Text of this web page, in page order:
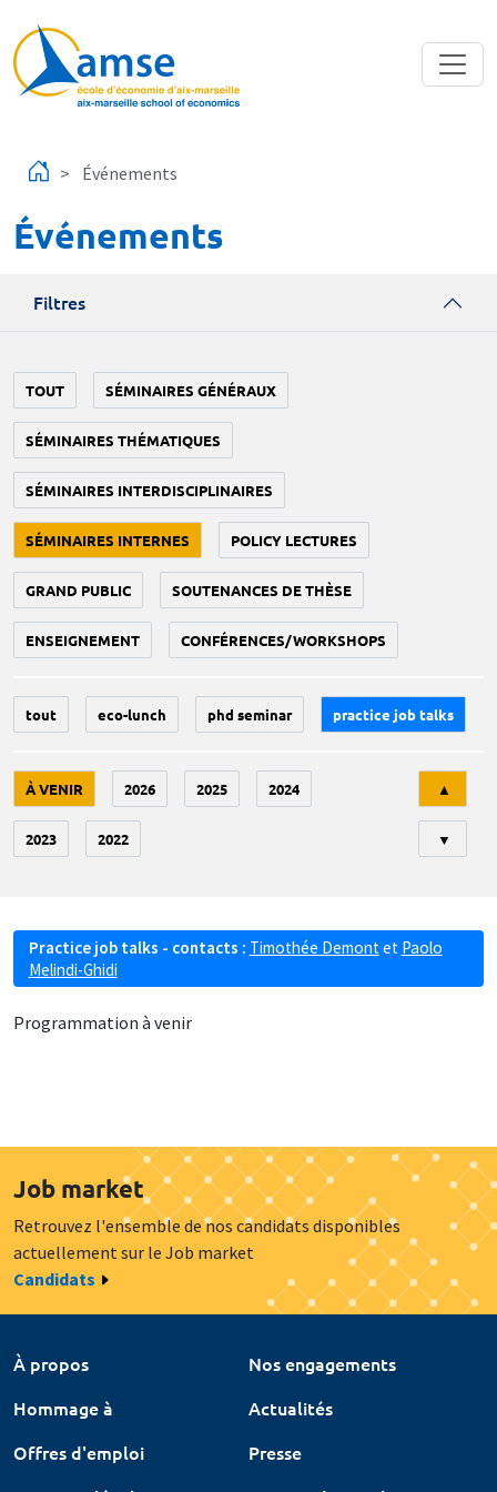
Événements
Événements
Filtres
TOUT SÉMINAIRES GÉNÉRAUX
SÉMINAIRES THÉMATIQUES
SÉMINAIRES INTERDISCIPLINAIRES
SÉMINAIRES INTERNES POLICY LECTURES
GRAND PUBLIC SOUTENANCES DE THÈSE
ENSEIGNEMENT CONFÉRENCES/WORKSHOPS
tout eco-lunch phd seminar practice job talks
À VENIR 2026 2025 2024
2023 2022
▲
▼
Practice job talks - contacts : Timothée Demont et Paolo
Melindi-Ghidi
Programmation à venir
Job market
Retrouvez l'ensemble de nos candidats disponibles
actuellement sur le Job market
Candidats
À propos
Nos engagements
Hommage à
Actualités
Offres d'emploi
Presse